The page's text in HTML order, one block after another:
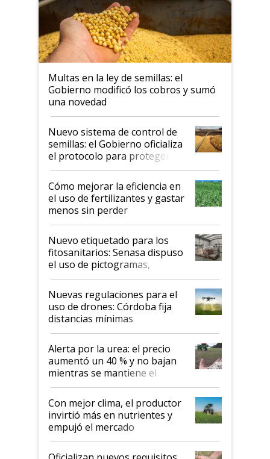
Multas en la ley de semillas: el
Gobierno modificó los cobros y sumó
una novedad
Nuevo sistema de control de
semillas: el Gobierno oficializa
el protocolo para proteger la
propiedad intelectual
Cómo mejorar la eficiencia en
el uso de fertilizantes y gastar
menos sin perder
productividad en la campaña
fina
Nuevo etiquetado para los
fitosanitarios: Senasa dispuso
el uso de pictogramas,
palabras de advertencia e
indicaciones
Nuevas regulaciones para el
uso de drones: Córdoba fija
distancias mínimas
Alerta por la urea: el precio
aumentó un 40 % y no bajan
mientras se mantiene el
conflicto en Medio Oriente
Con mejor clima, el productor
invirtió más en nutrientes y
empujó el mercado